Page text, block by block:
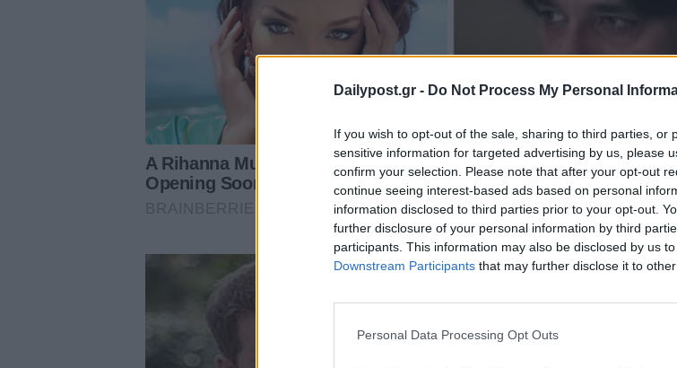
Dailypost.gr - Do Not Process My Personal
If you wish to opt-out of the sale, sharing to third parties, or
sensitive information for targeted advertising by us, please
confirm your selection. Please note that after your opt-out
continue seeing interest-based ads based on personal
information disclosed to third parties prior to your opt-out.
further disclosure of your personal information by third
participants. This information may also be disclosed by us
Downstream Participants that may further disclose it to
Personal Data Processing Opt Outs